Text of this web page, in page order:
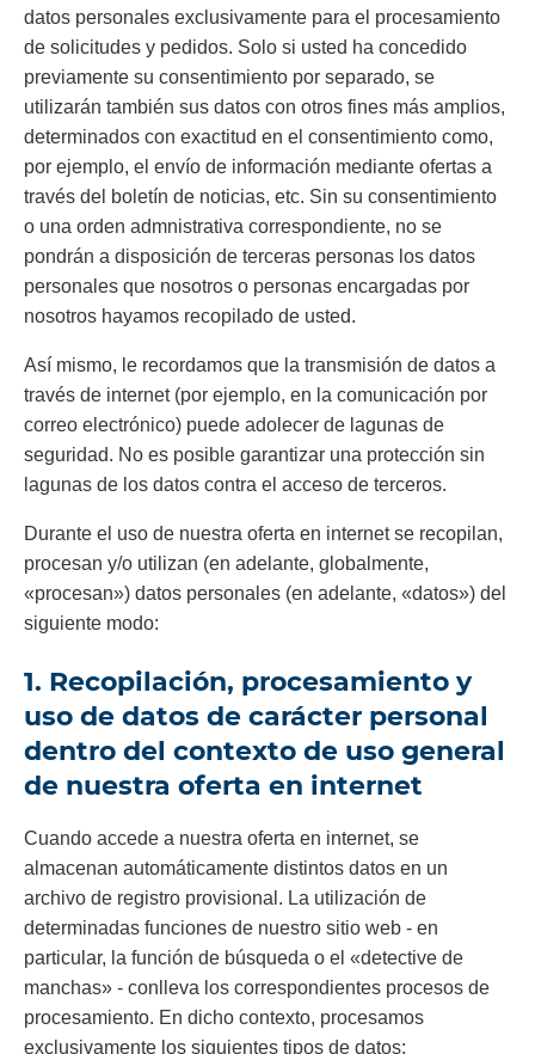
datos personales exclusivamente para el procesamiento
de solicitudes y pedidos. Solo si usted ha concedido
previamente su consentimiento por separado, se
utilizarán también sus datos con otros fines más amplios,
determinados con exactitud en el consentimiento como,
por ejemplo, el envío de información mediante ofertas a
través del boletín de noticias, etc. Sin su consentimiento
o una orden admnistrativa correspondiente, no se
pondrán a disposición de terceras personas los datos
personales que nosotros o personas encargadas por
nosotros hayamos recopilado de usted.
Así mismo, le recordamos que la transmisión de datos a
través de internet (por ejemplo, en la comunicación por
correo electrónico) puede adolecer de lagunas de
seguridad. No es posible garantizar una protección sin
lagunas de los datos contra el acceso de terceros.
Durante el uso de nuestra oferta en internet se recopilan,
procesan y/o utilizan (en adelante, globalmente,
«procesan») datos personales (en adelante, «datos») del
siguiente modo:
1. Recopilación, procesamiento y
uso de datos de carácter personal
dentro del contexto de uso general
de nuestra oferta en internet
Cuando accede a nuestra oferta en internet, se
almacenan automáticamente distintos datos en un
archivo de registro provisional. La utilización de
determinadas funciones de nuestro sitio web - en
particular, la función de búsqueda o el «detective de
manchas» - conlleva los correspondientes procesos de
procesamiento. En dicho contexto, procesamos
exclusivamente los siguientes tipos de datos: